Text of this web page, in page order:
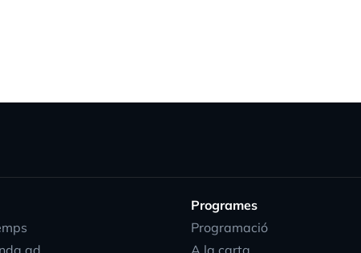
Programes
Programació